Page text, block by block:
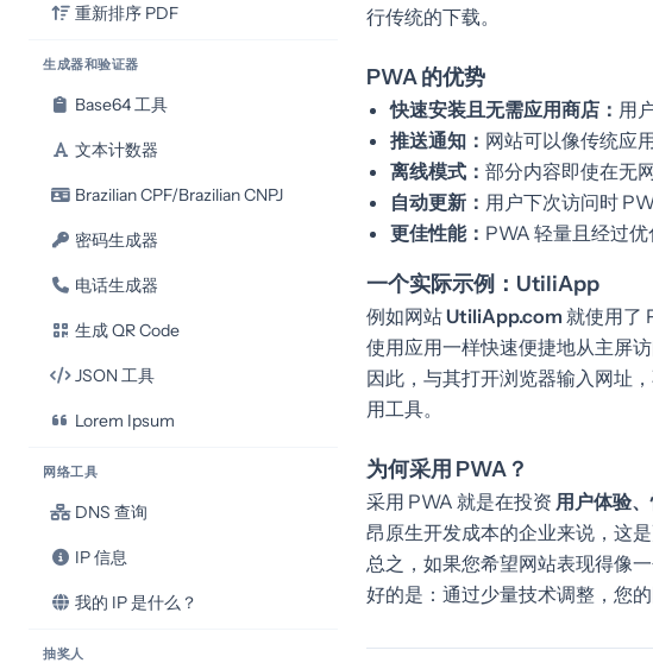
重新排序 PDF
生成器和验证器
Base64 工具
文本计数器
Brazilian CPF/Brazilian CNPJ
密码生成器
电话生成器
生成 QR Code
JSON 工具
Lorem Ipsum
网络工具
DNS 查询
IP 信息
我的 IP 是什么？
抽奖人
行传统的下载。
PWA 的优势
快速安装且无需应用商店： 用
推送通知： 网站可以像传统应
离线模式： 部分内容即使在无
自动更新： 用户下次访问时
更佳性能： PWA 轻量且经过优
一个实际示例：UtiliApp
例如网站UtiliApp.com 就使用了
使用应用一样快速便捷地从主屏访
因此，与其打开浏览器输入网址
用工具。
为何采用 PWA？
采用 PWA 就是在投资 用户体验
昂原生开发成本的企业来说，这是
总之，如果您希望网站表现得像
好的是：通过少量技术调整，您